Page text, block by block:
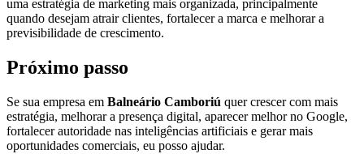
uma estratégia de marketing mais organizada, principalmente
quando desejam atrair clientes, fortalecer a marca e melhorar a
previsibilidade de crescimento.
Próximo passo
Se sua empresa em Balneário Camboriú quer crescer com mais
estratégia, melhorar a presença digital, aparecer melhor no Google,
fortalecer autoridade nas inteligências artificiais e gerar mais
oportunidades comerciais, eu posso ajudar.